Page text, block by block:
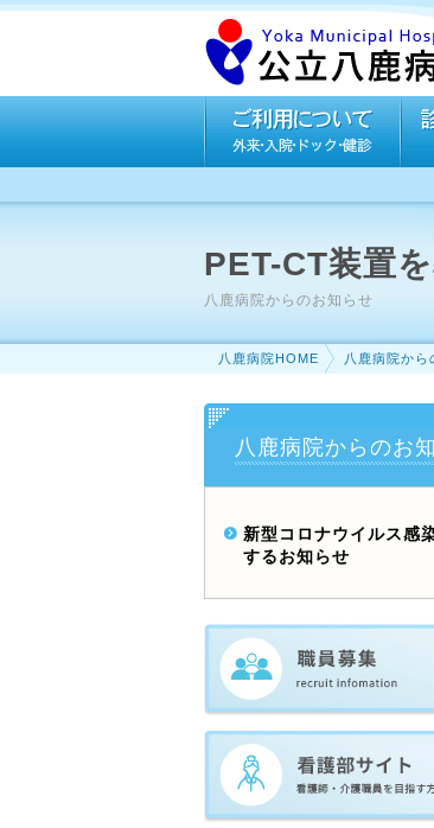
PET-CT装置
八鹿病院からのお知らせ
八鹿病院HOME 八鹿病院から
八鹿病院からのお
新型コロナウイルス感
するお知らせ